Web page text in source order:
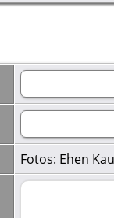
Fotos: Ehen